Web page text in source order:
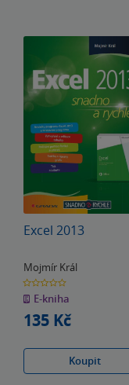
Excel 2013
Mojmír Král
0.0
z
5
hvězdiček
E-kniha
135 Kč
Koupit